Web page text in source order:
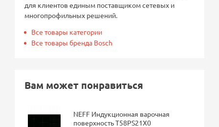
для клиентов единым поставщиком сетевых и
многопрофильных решений.
Все товары категории
Все товары бренда Bosch
Вам может понравиться
NEFF Индукционная варочная
поверхность T58PS21X0